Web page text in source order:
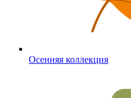
Осенняя коллекция